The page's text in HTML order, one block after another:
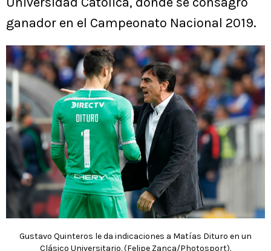
ganador en el Campeonato Nacional 2019.
Gustavo Quinteros le da indicaciones a Matías Dituro en un
Clásico Universitario. (Felipe Zanca/Photosport).